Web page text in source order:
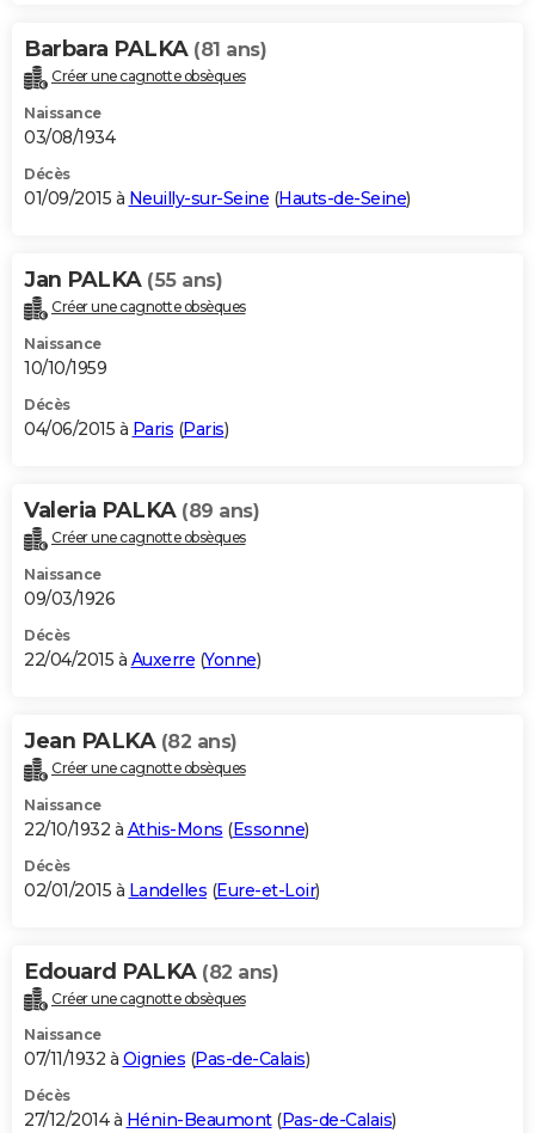
Barbara PALKA (81 ans)
Créer une cagnotte obsèques
Naissance
03/08/1934
Décès
01/09/2015 à Neuilly-sur-Seine (Hauts-de-Seine)
Jan PALKA (55 ans)
Créer une cagnotte obsèques
Naissance
10/10/1959
Décès
04/06/2015 à Paris (Paris)
Valeria PALKA (89 ans)
Créer une cagnotte obsèques
Naissance
09/03/1926
Décès
22/04/2015 à Auxerre (Yonne)
Jean PALKA (82 ans)
Créer une cagnotte obsèques
Naissance
22/10/1932 à Athis-Mons (Essonne)
Décès
02/01/2015 à Landelles (Eure-et-Loir)
Edouard PALKA (82 ans)
Créer une cagnotte obsèques
Naissance
07/11/1932 à Oignies (Pas-de-Calais)
Décès
27/12/2014 à Hénin-Beaumont(Pas-de-Calais)